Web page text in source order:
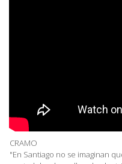
CRAMO
"En Santiago no se imaginan